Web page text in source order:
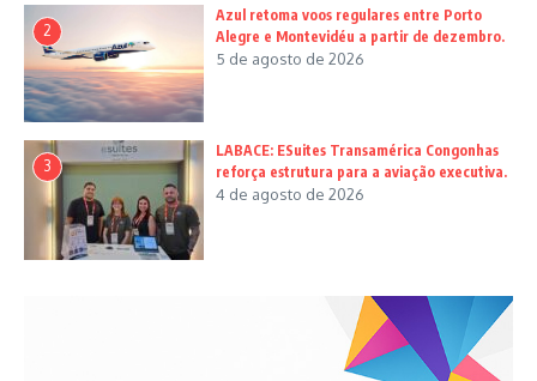
2
Azul retoma voos regulares entre Porto
Alegre e Montevidéu a partir de dezembro.
5 de agosto de 2026
3
LABACE: ESuites Transamérica Congonhas
reforça estrutura para a aviação executiva.
4 de agosto de 2026